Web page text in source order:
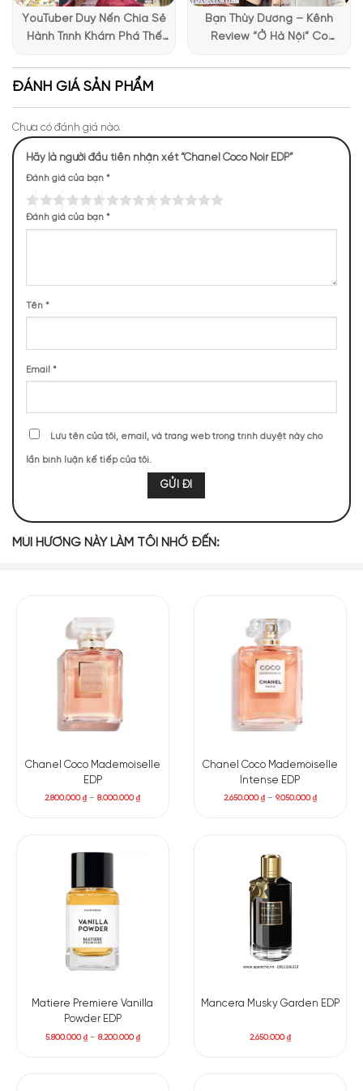
NHỮNG NOTE HƯƠNG THEO CẢM NHẬN
THỰC TẾ
2577 (13,12%) 1825 (9,29%)
1545 (7,87%) 1412 (7,19%)
1143 (5,82%) 1054 (5,37%)
Cam
MIDDLE NOTES
Hoa Hồng Phong Lữ Hoa Nhài Hoa Thủy Tiên
BASE NOTES
Đậu Tonka
Nhựa Bồ Đề
Chanel Coco Noir EDP
sở hữu một mùi hương đầy sự tự tin, nổi
bật và cuốn hút, khiến những người mang nó trở nên tự tin
hợp tinh tế của các thành phần hoa cỏ, trái cây và hoắc
YouTuber Duy Nến Chia Sẻ
Hành Trình Khám Phá Thế
Bạn Thùy Dương – Kênh
Review “Ở Hà Nội” Có
ĐÁNH GIÁ SẢN PHẨM
Chưa có đánh giá nào.
Hãy là người đầu tiên nhận xét “Chanel Coco Noir EDP”
Đánh giá của bạn *
Đánh giá của bạn *
Tên *
Email *
Lưu tên của tôi, email, và trang web trong trình duyệt này cho
lần bình luận kế tiếp của tôi.
MÙI HƯƠNG NÀY LÀM TÔI NHỚ ĐẾN:
Chanel Coco Mademoiselle
EDP
2.800.000₫ –8.000.000₫
Chanel Coco Mademoiselle
Intense EDP
2.650.000₫– 9.050.000₫
Matiere Premiere Vanilla
Powder EDP
5.800.000₫– 8.200.000₫
Mancera Musky Garden EDP
2.650.000₫